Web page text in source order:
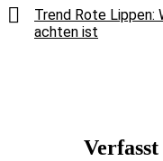
Trend Rote Lippen:
achten ist
Verfasst